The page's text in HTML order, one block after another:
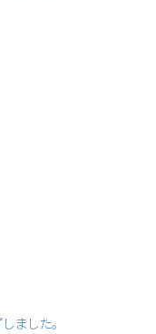
ました。